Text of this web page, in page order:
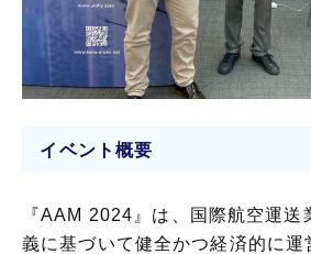
イベント概要
『AAM 2024』は、国際航空運送
義に基づいて健全かつ経済的に運